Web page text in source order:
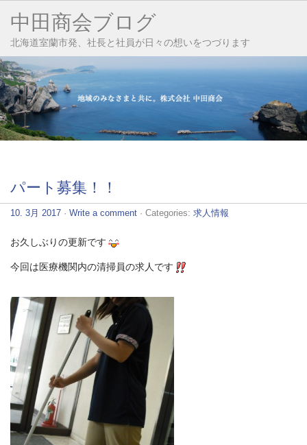
中田商会ブログ
北海道室蘭市発、社長と社員が日々の想いをつづります
パート募集！！
10. 3月 2017 · Write a comment · Categories: 求人情報
お久しぶりの更新です
今回は医療機関内の清掃員の求人です